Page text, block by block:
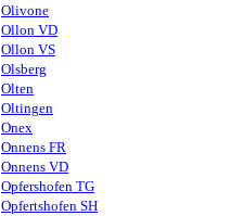
Olivone
Ollon VD
Ollon VS
Olsberg
Olten
Oltingen
Onex
Onnens FR
Onnens VD
Opfershofen TG
Opfertshofen SH